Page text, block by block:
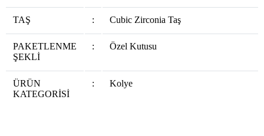
TAŞ : Cubic Zirconia Taş
PAKETLENME
ŞEKLİ
: Özel Kutusu
ÜRÜN
KATEGORİSİ
: Kolye